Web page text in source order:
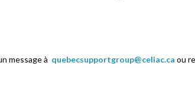
message à quebecsupportgroup@celiac.ca ou